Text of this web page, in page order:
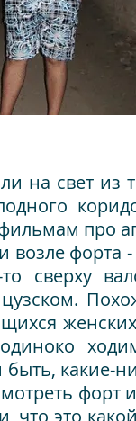
на свет из
фильмам про
возле
то сверху
женских
какие-
форт
что это